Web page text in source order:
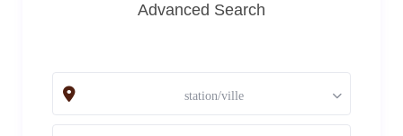
Advanced Search
station/ville